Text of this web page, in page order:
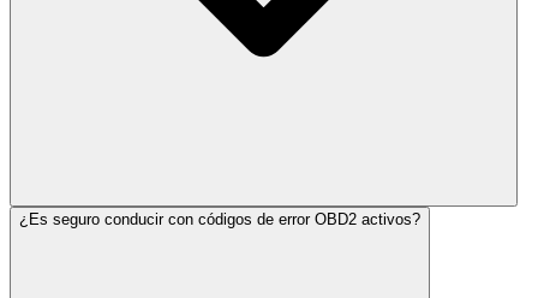
¿Es seguro conducir con códigos de error OBD2 activos?